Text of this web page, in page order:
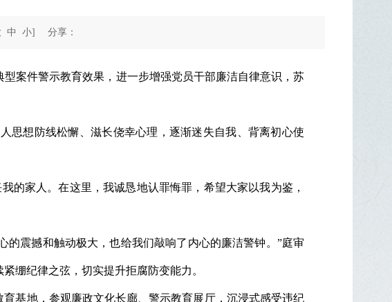
中 小] 分享：
案件警示教育效果，进一步增强党员干部廉洁自律意识，苏
思想防线松懈、滋长侥幸心理，逐渐迷失自我、背离初心使
的家人。在这里，我诚恳地认罪悔罪，希望大家以我为鉴，
的震撼和触动极大，也给我们敲响了内心的廉洁警钟。”庭审
绷纪律之弦，切实提升拒腐防变能力。
基地，参观廉政文化长廊、警示教育展厅，沉浸式感受违纪